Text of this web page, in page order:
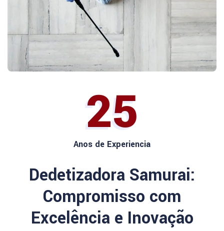
25
Anos de Experiencia
Dedetizadora Samurai:
Compromisso com
Excelência e Inovação